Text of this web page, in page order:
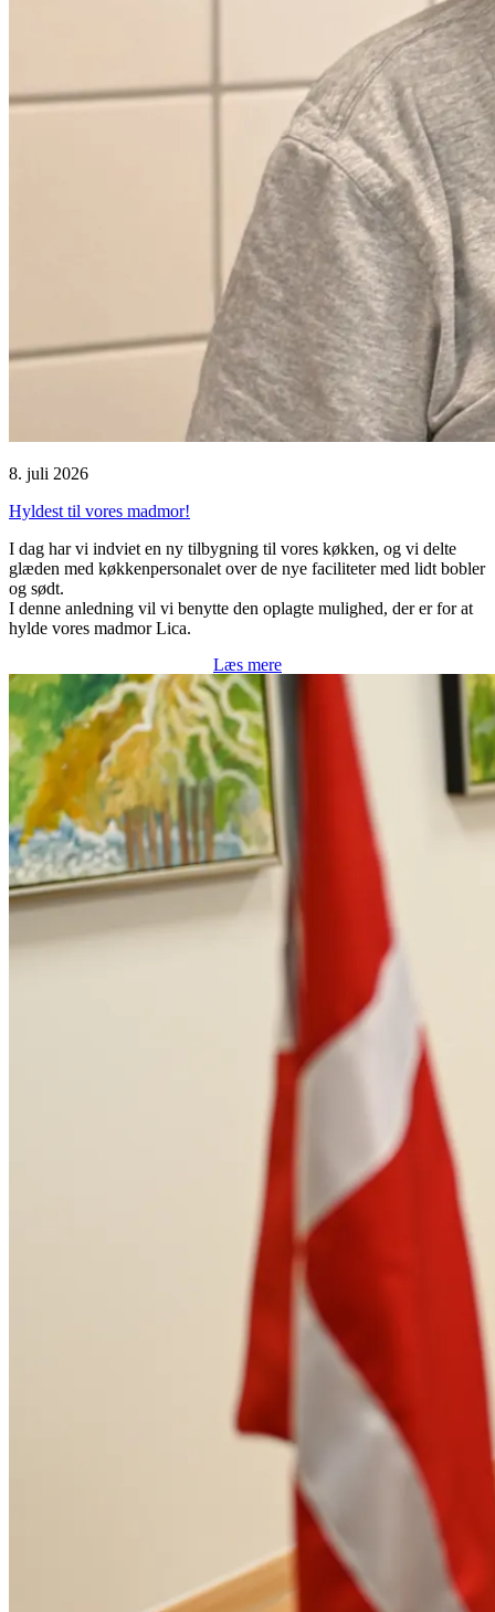
8. juli 2026
Hyldest til vores madmor!
I dag har vi indviet en ny tilbygning til vores køkken, og vi delte
glæden med køkkenpersonalet over de nye faciliteter med lidt bobler
og sødt.
I denne anledning vil vi benytte den oplagte mulighed, der er for at
hylde vores madmor Lica.
Læs mere